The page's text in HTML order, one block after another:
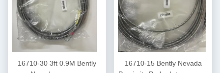
16710-30 3ft 0.9M Bently
16710-15 Bently Nevada